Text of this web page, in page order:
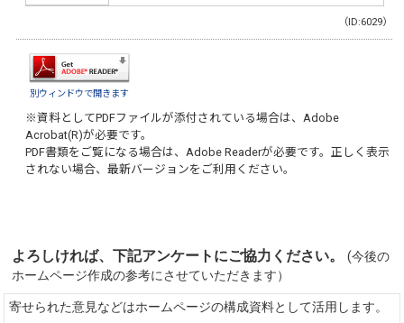
（ID:6029）
別ウィンドウで開きます
※資料としてPDFファイルが添付されている場合は、 Adobe
Acrobat(R)が必要です。
PDF書類をご覧になる場合は、 Adobe Readerが必要です。正しく表示
されない場合、最新バージョンをご利用ください。